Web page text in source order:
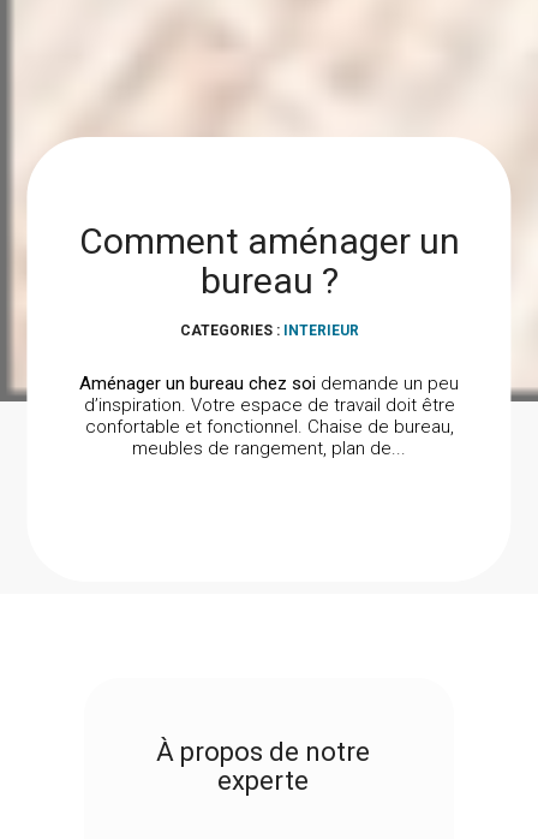
Comment aménager un
bureau ?
CATEGORIES : INTERIEUR
Aménager un bureau chez soi demande un peu
d’inspiration. Votre espace de travail doit être
confortable et fonctionnel. Chaise de bureau,
meubles de rangement, plan de...
À propos de notre
experte